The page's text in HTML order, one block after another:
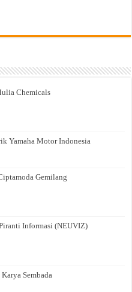
Chemicals
Yamaha Motor Indonesia
Gemilang
Informasi (NEUVIZ)
Sembada